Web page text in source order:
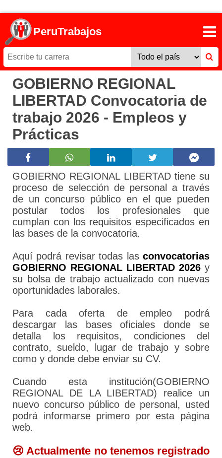
PeruTrabajos
GOBIERNO REGIONAL
LIBERTAD Convocatoria de
trabajo 2026 - Empleos y
Prácticas
GOBIERNO REGIONAL LIBERTAD tiene su
proceso de selección de personal a través
de un concurso público en el que pueden
postular todos los profesionales que
cumplan con los requisitos especificados en
las bases de la convocatoria.
Aquí podrá revisar todas las convocatorias
GOBIERNO REGIONAL LIBERTAD 2026 y
su bolsa de trabajo actualizado con nuevas
oportunidades laborales.
Para cada oferta de empleo podrá
descargar las bases oficiales donde se
detalla los requisitos, condiciones del
contrato, sueldo, lugar de trabajo y sobre
como y donde debe enviar su CV.
Cuando esta institución(GOBIERNO
REGIONAL DE LA LIBERTAD) realice un
nuevo concurso público de personal, usted
podrá informarse primero por esta página
web.
😢 Actualmente no tenemos registrado